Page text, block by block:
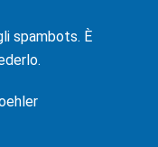
spambots. È